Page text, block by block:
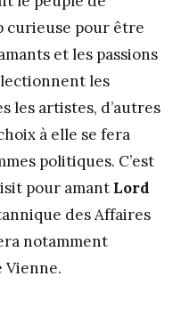
curieuse pour être
et les passions
les
les artistes, d’autres
à elle se fera
politiques. C’est
pour amant Lord
des Affaires
notamment
Vienne.